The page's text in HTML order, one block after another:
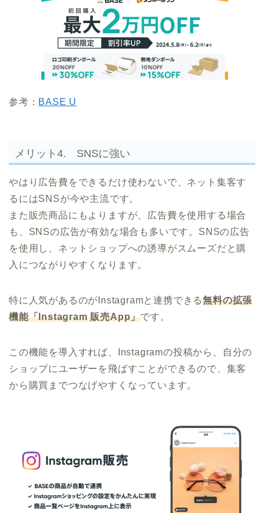
参考： BASE U
メリット4. SNSに強い
やはり広告費をできるだけ使わないで、ネット集客す
るにはSNSが今や主流です。
また販売商品にもよりますが、広告費を使用する場合
も、SNSの広告が有効な場合も多いです。SNSの広告
を使用し、ネットショップへの誘導がスムーズだと購
入につながりやすくなります。
特に人気があるのがInstagramと連携できる無料の拡張
機能「Instagram 販売App」です。
この機能を導入すれば、Instagramの投稿から、自分の
ショップにユーザーを飛ばすことができるので、集客
から購買までつなげやすくなっています。